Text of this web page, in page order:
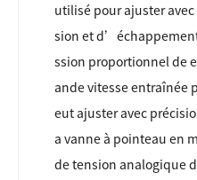
utilisé pour ajuster
sion et
ssion proportionnel de
ande vitesse entraînée
eut ajuster avec
a vanne à pointeau en
de tension analogique